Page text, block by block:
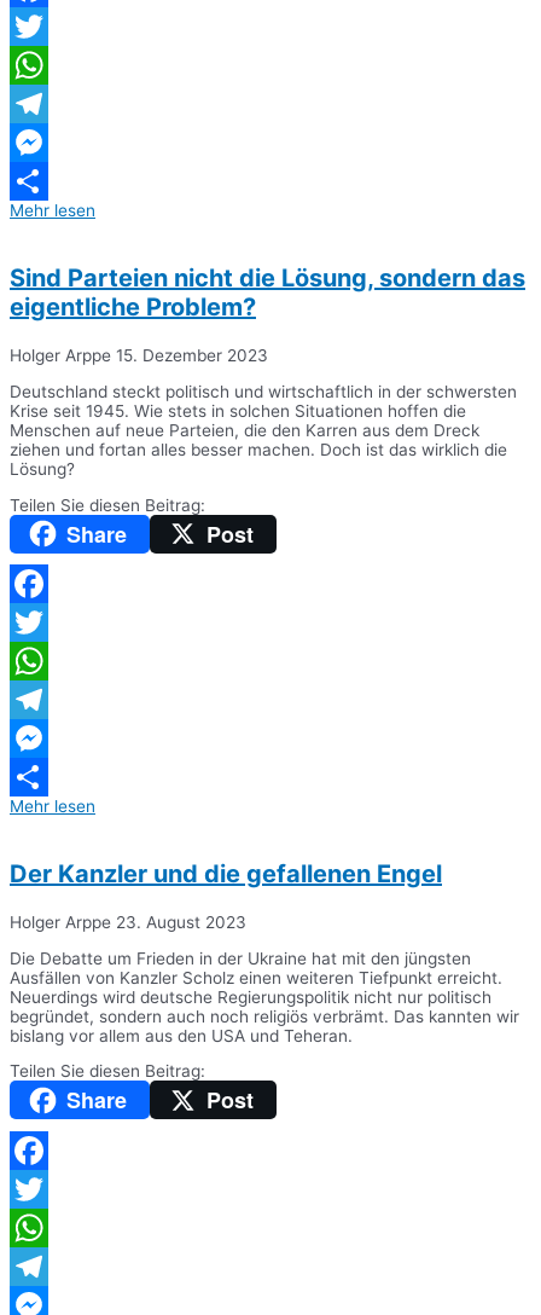
Facebook
Twitter
WhatsApp
Telegram
Messenger
Teilen
Mehr lesen
Sind Parteien nicht die Lösung, sondern das
eigentliche Problem?
Holger Arppe 15. Dezember 2023
Deutschland steckt politisch und wirtschaftlich in der schwersten
Krise seit 1945. Wie stets in solchen Situationen hoffen die
Menschen auf neue Parteien, die den Karren aus dem Dreck
ziehen und fortan alles besser machen. Doch ist das wirklich die
Lösung?
Teilen Sie diesen Beitrag:
Share Post
Facebook
Twitter
WhatsApp
Telegram
Messenger
Teilen
Mehr lesen
Der Kanzler und die gefallenen Engel
Holger Arppe 23. August 2023
Die Debatte um Frieden in der Ukraine hat mit den jüngsten
Ausfällen von Kanzler Scholz einen weiteren Tiefpunkt erreicht.
Neuerdings wird deutsche Regierungspolitik nicht nur politisch
begründet, sondern auch noch religiös verbrämt. Das kannten wir
bislang vor allem aus den USA und Teheran.
Teilen Sie diesen Beitrag:
Share Post
Facebook
Twitter
WhatsApp
Telegram